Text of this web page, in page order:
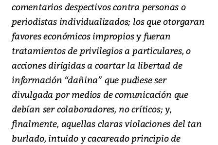
comentarios despectivos contra personas o
periodistas individualizados; los que otorgaran
favores económicos impropios y fueran
tratamientos de privilegios a particulares, o
acciones dirigidas a coartar la libertad de
información “dañina” que pudiese ser
divulgada por medios de comunicación que
debían ser colaboradores, no críticos; y,
finalmente, aquellas claras violaciones del tan
burlado, intuido y cacareado principio de